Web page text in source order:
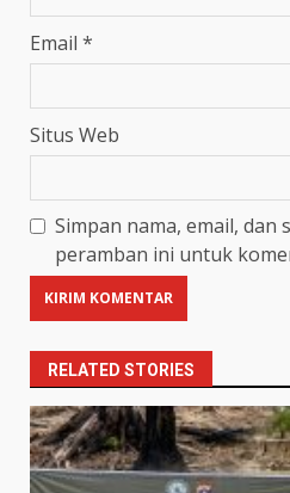
Email *
Situs Web
Simpan nama, email, dan
peramban ini untuk
RELATED STORIES